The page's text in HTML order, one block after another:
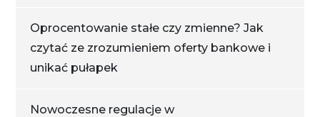
Oprocentowanie stałe czy zmienne? Jak
czytać ze zrozumieniem oferty bankowe i
unikać pułapek
Nowoczesne regulacje w